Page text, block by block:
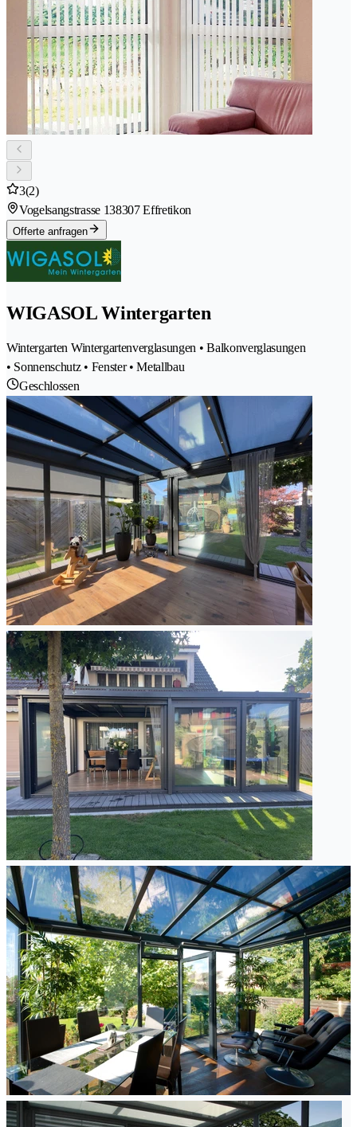
3(2)
Vogelsangstrasse 138307 Effretikon
Offerte anfragen
WIGASOL Wintergarten
Wintergarten Wintergartenverglasungen • Balkonverglasungen
• Sonnenschutz • Fenster • Metallbau
Geschlossen